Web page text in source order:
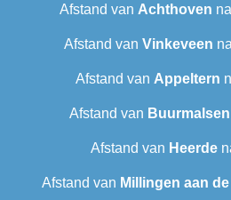
Afstand van Achthoven
Afstand van Vinkeveen
Afstand van Appeltern
Afstand van Buurmalsen
Afstand van Heerde
Afstand van Millingen aan